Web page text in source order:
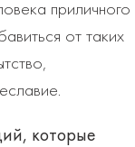
приличного
от таких
которые